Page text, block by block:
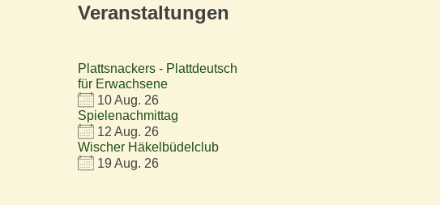
Veranstaltungen
Plattsnackers - Plattdeutsch
für Erwachsene
10 Aug. 26
Spielenachmittag
12 Aug. 26
Wischer Häkelbüdelclub
19 Aug. 26